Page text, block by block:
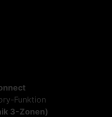
Funktion
3-Zonen)